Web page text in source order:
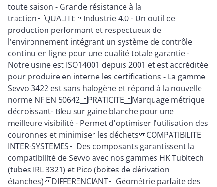
toute saison - Grande résistance à la
traction QUALITE Industrie 4.0 - Un outil de
production performant et respectueux de
l'environnement intégrant un système de contrôle
continu en ligne pour une qualité totale garantie -
Notre usine est ISO14001 depuis 2001 et est accréditée
pour produire en interne les certifications - La gamme
Sevvo 3422 est sans halogène et répond à la nouvelle
norme NF EN 50642 PRATICITE Marquage métrique
décroissant- Bleu sur gaine blanche pour une
meilleure visibilité - Permet d'optimiser l'utilisation des
couronnes et minimiser les déchets COMPATIBILITE
INTER-SYSTEMES Des composants garantissent la
compatibilité de Sevvo avec nos gammes HK Tubitech
(tubes IRL 3321) et Pico (boites de dérivation
étanches) DIFFERENCIANT Géométrie parfaite des